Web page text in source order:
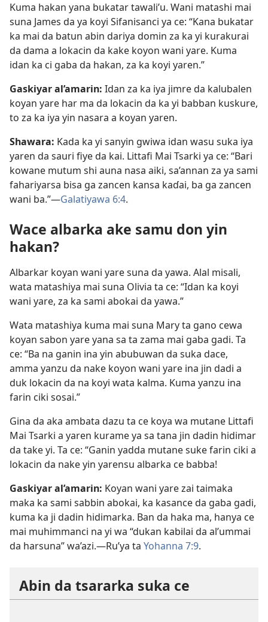
Kuma hakan yana bukatar tawali’u. Wani matashi mai
suna James da ya koyi Sifanisanci ya ce: “Kana bukatar
ka mai da batun abin dariya domin za ka yi kurakurai
da dama a lokacin da kake koyon wani yare. Kuma
idan ka ci gaba da hakan, za ka koyi yaren.”
Gaskiyar al’amarin: Idan za ka iya jimre da kalubalen
koyan yare har ma da lokacin da ka yi babban kuskure,
to za ka iya yin nasara a koyan yaren.
Shawara: Kada ka yi sanyin gwiwa idan wasu suka iya
yaren da sauri fiye da kai. Littafi Mai Tsarki ya ce: “Bari
kowane mutum shi auna nasa aiki, sa’annan za ya sami
fahariyarsa bisa ga zancen kansa kaɗai, ba ga zancen
wani ba.”​—Galatiyawa 6:4.
Wace albarka ake samu don yin
hakan?
Albarkar koyan wani yare suna da yawa. Alal misali,
wata matashiya mai suna Olivia ta ce: “Idan ka koyi
wani yare, za ka sami abokai da yawa.”
Wata matashiya kuma mai suna Mary ta gano cewa
koyan sabon yare yana sa ta zama mai gaba gadi. Ta
ce: “Ba na ganin ina yin abubuwan da suka dace,
amma yanzu da nake koyon wani yare ina jin dadi a
duk lokacin da na koyi wata kalma. Kuma yanzu ina
farin ciki sosai.”
Gina da aka ambata dazu ta ce koya wa mutane Littafi
Mai Tsarki a yaren kurame ya sa tana jin dadin hidimar
da take yi. Ta ce: “Ganin yadda mutane suke farin ciki a
lokacin da nake yin yarensu albarka ce babba!
Gaskiyar al’amarin: Koyan wani yare zai taimaka
maka ka sami sabbin abokai, ka kasance da gaba gadi,
kuma ka ji dadin hidimarka. Ban da haka ma, hanya ce
mai muhimmanci na yi wa “dukan kabilai da al’ummai
da harsuna” wa’azi.​—Ru’ya ta Yohanna 7:9.
Abin da tsararka suka ce